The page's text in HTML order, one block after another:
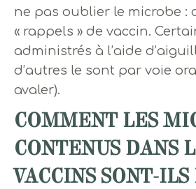
ne pas oublier le microbe :
« rappels » de vaccin.
administrés à l’aide
d’autres le sont par voie
avaler).
COMMENT LES
CONTENUS DANS
VACCINS SONT-ILS